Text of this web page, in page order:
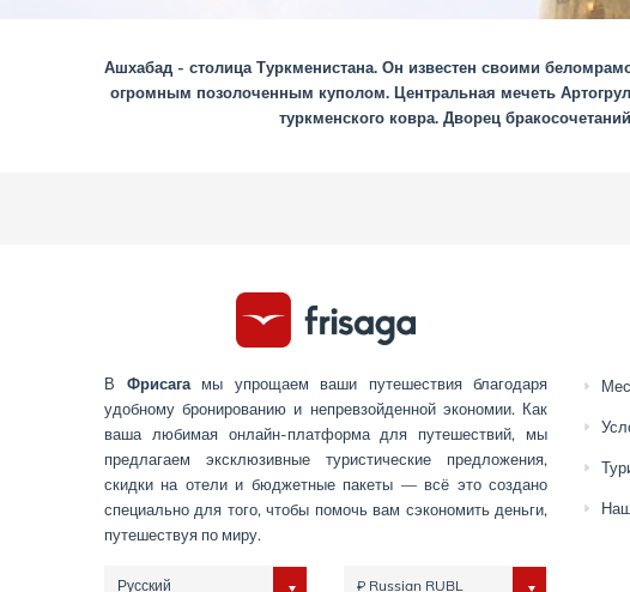
Ашхабад - столица Туркменистана. Он известен своими
огромным позолоченным куполом. Центральная мечеть
туркменского ковра. Дворец
В Фрисагамы упрощаем ваши путешествия благодаря
удобному бронированию и непревзойденной экономии. Как
ваша любимая онлайн-платформа для путешествий, мы
предлагаем эксклюзивные туристические предложения,
скидки на отели и бюджетные пакеты — всё это создано
специально для того, чтобы помочь вам сэкономить деньги,
путешествуя по миру.
Русский ₽ Russian RUBL